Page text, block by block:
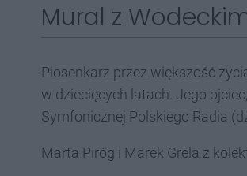
Mural z
Piosenkarz przez większość
w dziecięcych latach. Jego
Symfonicznej Polskiego Radia
Marta Piróg i Marek Grela z